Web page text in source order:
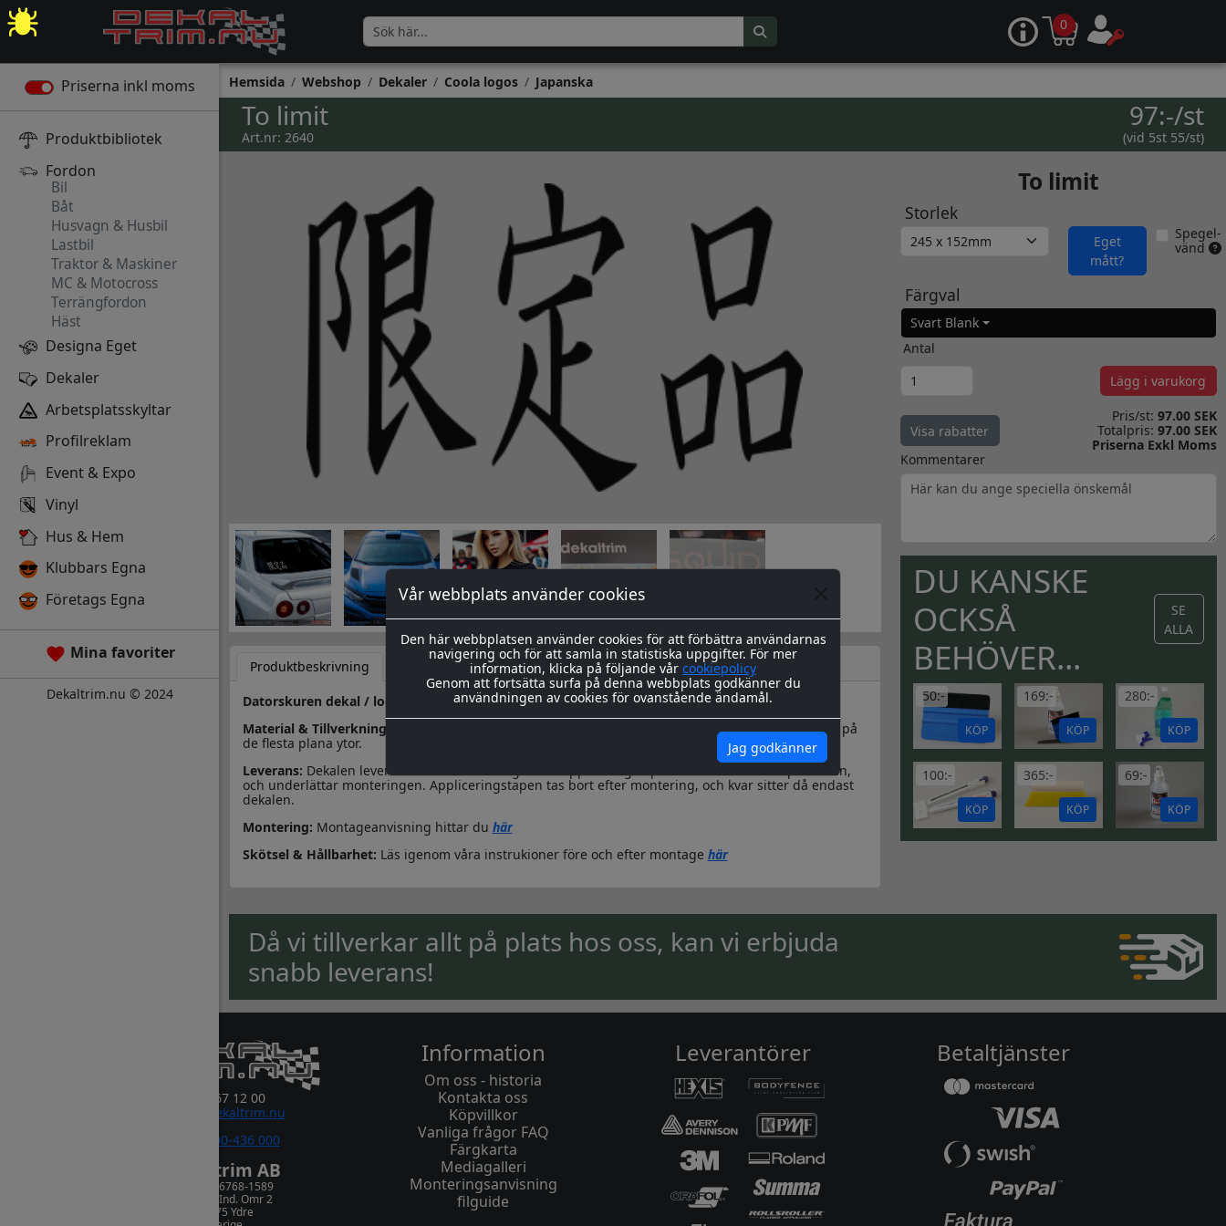
Vår webbplats använder cookies
Den här webbplatsen använder cookies för att förbättra användarnas
navigering och för att samla in statistiska uppgifter. För mer
information, klicka på följande vår cookiepolicy
Genom att fortsätta surfa på denna webbplats godkänner du
användningen av cookies för ovanstående ändamål.
Jag godkänner
0
Priserna inkl moms
Produktbibliotek
Fordon
Bil
Båt
Husvagn & Husbil
Lastbil
Traktor & Maskiner
MC & Motocross
Terrängfordon
Häst
Designa Eget
Dekaler
Arbetsplatsskyltar
Profilreklam
Event & Expo
Vinyl
Hus & Hem
Klubbars Egna
Företags Egna
Mina favoriter
Dekaltrim.nu © 2024
Hemsida Webshop Dekaler Coola logos Japanska
To limit
Art.nr: 2640
97:-/st
(vid 5st 55/st)
Produktbeskrivning
Dokument
Datorskuren dekal / logo
Material & Tillverkning:
Dessa dekaler skärs ut i en 8-årig genomfärgad kvalitetsfolie, som fäster på
de flesta plana ytor.
Leverans: Dekalen levereras redo för montage med appliceringstape över som håller ihop dekalen,
och underlättar monteringen. Appliceringstapen tas bort efter montering, och kvar sitter då endast
dekalen.
Montering: Montageanvisning hittar du här
Skötsel & Hållbarhet: Läs igenom våra instrukioner före och efter montage här
To limit
Storlek
Eget
mått?
Spegel-
vänd
Färgval
Svart Blank
Antal
Lägg i varukorg
Visa rabatter
Pris/st: 97.00 SEK
Totalpris: 97.00 SEK
Priserna Exkl Moms
Kommentarer
DU KANSKE
OCKSÅ
BEHÖVER...
SE
ALLA
50:-
KÖP
169:-
KÖP
280:-
KÖP
100:-
KÖP
365:-
KÖP
69:-
KÖP
Då vi tillverkar allt på plats hos oss, kan vi erbjuda
snabb leverans!
0381-67 12 00
order@dekaltrim.nu
0700-436 000
Dekaltrim AB
Orgnr. 556768-1589
Rydsnäs Ind. Omr 2
573 75 Ydre
Information
Om oss - historia
Kontakta oss
Köpvillkor
Vanliga frågor FAQ
Färgkarta
Mediagalleri
Monteringsanvisning
filguide
Leverantörer Betaltjänster